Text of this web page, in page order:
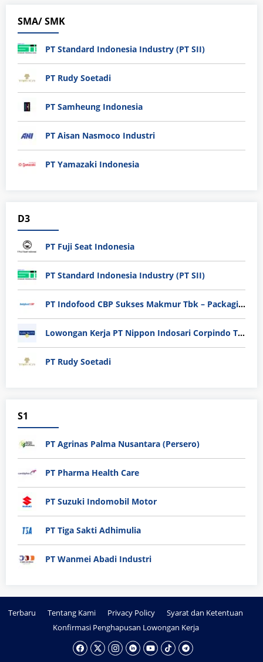
SMA/ SMK
PT Standard Indonesia Industry (PT SII)
PT Rudy Soetadi
PT Samheung Indonesia
PT Aisan Nasmoco Industri
PT Yamazaki Indonesia
D3
PT Fuji Seat Indonesia
PT Standard Indonesia Industry (PT SII)
PT Indofood CBP Sukses Makmur Tbk – Packaging Division
Lowongan Kerja PT Nippon Indosari Corpindo Tbk. Bulan Agustus 2026
PT Rudy Soetadi
S1
PT Agrinas Palma Nusantara (Persero)
PT Pharma Health Care
PT Suzuki Indomobil Motor
PT Tiga Sakti Adhimulia
PT Wanmei Abadi Industri
Terbaru Tentang Kami Privacy Policy
Syarat dan Ketentuan
Konfirmasi Penghapusan Lowongan Kerja